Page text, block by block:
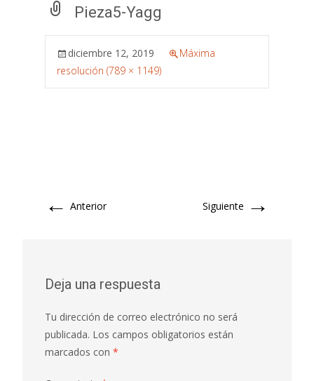
Pieza5-Yagg
diciembre 12, 2019
Máxima
resolución (789 × 1149)
← Anterior Siguiente →
Deja una respuesta
Tu dirección de correo electrónico no será
publicada. Los campos obligatorios están
marcados con *